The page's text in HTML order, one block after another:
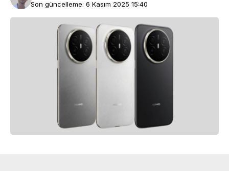
Son güncelleme: 6 Kasım 2025 15:40